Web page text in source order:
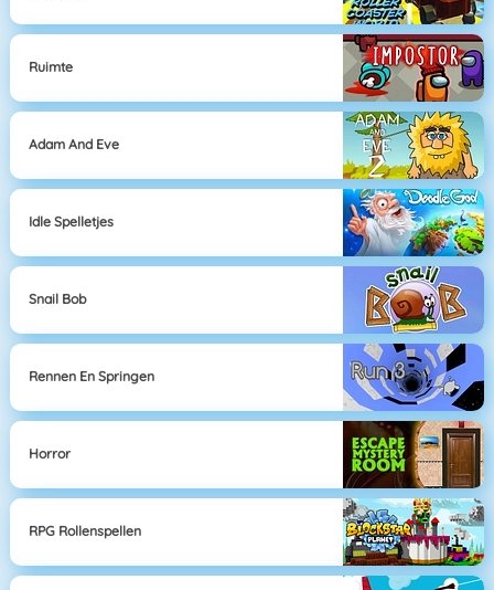
Ruimte
Adam And Eve
Idle Spelletjes
Snail Bob
Rennen En Springen
Horror
RPG Rollenspellen